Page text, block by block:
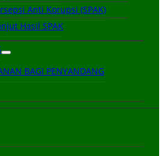
Anti Korupsi (SPAK)
Hasil SPAK
BAGI PENYANDANG